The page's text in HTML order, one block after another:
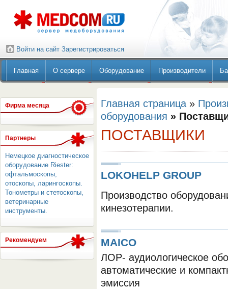
Войти на сайт Зарегистрироваться
Главная О сервере Оборудование Производители
Фирма месяца
Партнеры
Немецкое диагностическое
оборудование Riester:
офтальмоскопы,
отоскопы, ларингоскопы.
Тонометры и стетоскопы,
ветеринарные
инструменты.
Рекомендуем
Главная страница »
оборудования »
ПОСТАВЩИКИ
LOKOHELP GROUP
Производство
кинезотерапии.
MAICO
ЛОР- аудиологическое
автоматические и
эмиссия